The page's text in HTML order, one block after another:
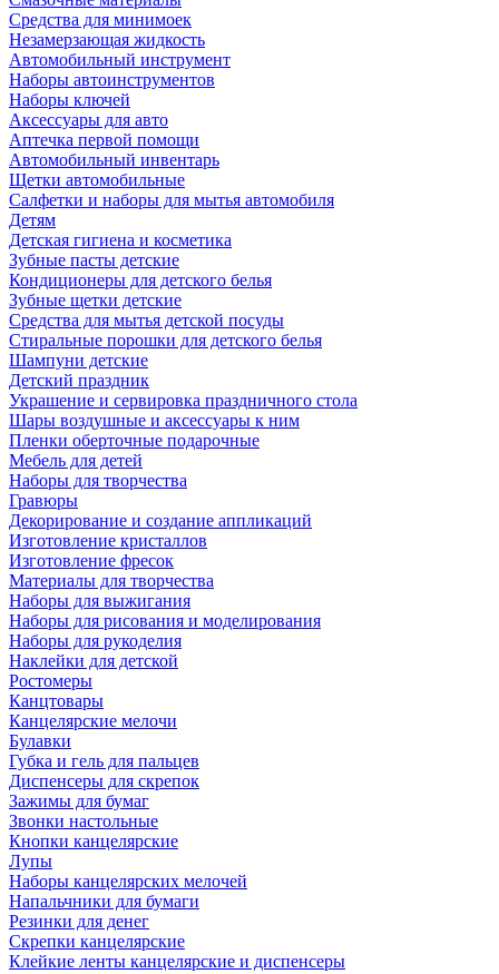
Средства для минимоек
Незамерзающая жидкость
Автомобильный инструмент
Наборы автоинструментов
Наборы ключей
Аксессуары для авто
Аптечка первой помощи
Автомобильный инвентарь
Щетки автомобильные
Салфетки и наборы для мытья автомобиля
Детям
Детская гигиена и косметика
Зубные пасты детские
Кондиционеры для детского белья
Зубные щетки детские
Средства для мытья детской посуды
Стиральные порошки для детского белья
Шампуни детские
Детский праздник
Украшение и сервировка праздничного стола
Шары воздушные и аксессуары к ним
Пленки оберточные подарочные
Мебель для детей
Наборы для творчества
Гравюры
Декорирование и создание аппликаций
Изготовление кристаллов
Изготовление фресок
Материалы для творчества
Наборы для выжигания
Наборы для рисования и моделирования
Наборы для рукоделия
Наклейки для детской
Ростомеры
Канцтовары
Канцелярские мелочи
Булавки
Губка и гель для пальцев
Диспенсеры для скрепок
Зажимы для бумаг
Звонки настольные
Кнопки канцелярские
Лупы
Наборы канцелярских мелочей
Напальчники для бумаги
Резинки для денег
Скрепки канцелярские
Клейкие ленты канцелярские и диспенсеры